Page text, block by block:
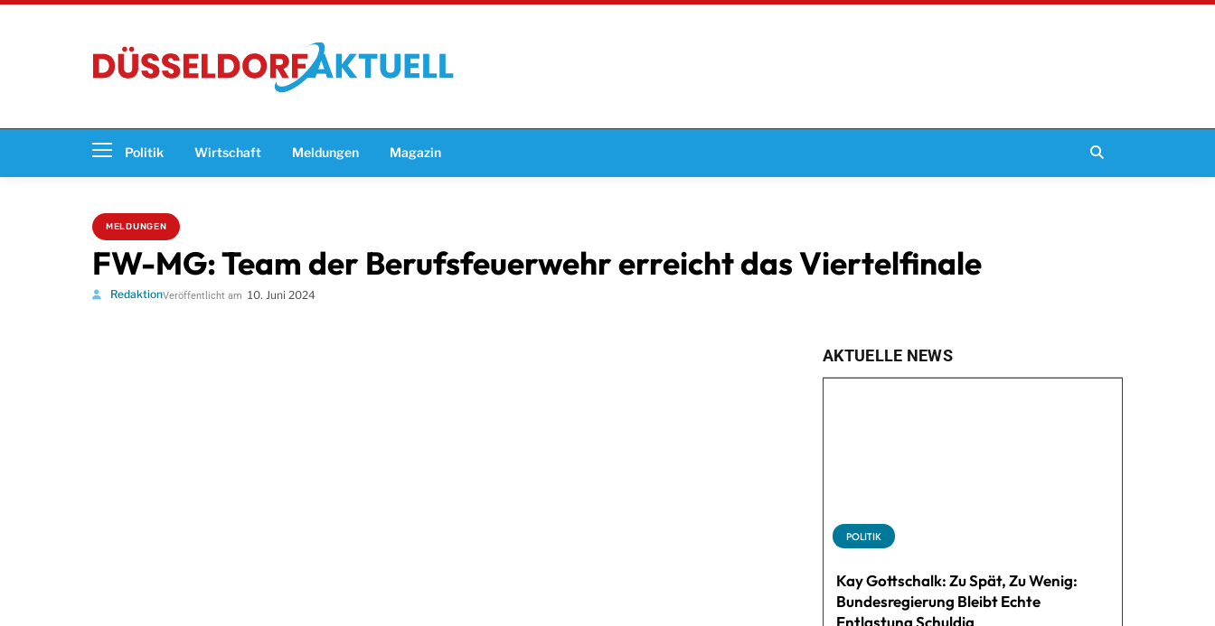
Politik Wirtschaft Meldungen Magazin
MELDUNGEN
FW-MG: Team der Berufsfeuerwehr erreicht das Viertelfinale
RedaktionVeröffentlicht am 10. Juni 2024
AKTUELLE NEWS
POLITIK
Kay Gottschalk: Zu Spät, Zu Wenig:
Bundesregierung Bleibt Echte
Entlastung Schuldig